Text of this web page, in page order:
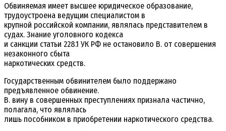
Обвиняемая имеет высшее юридическое образование,
трудоустроена ведущим специалистом в
крупной российской компании, являлась представителем в
судах. Знание уголовного кодекса
и санкции статьи 228.1 УК РФ не остановило В. от совершения
незаконного сбыта
наркотических средств.
Государственным обвинителем было поддержано
предъявленное обвинение.
В. вину в совершенных преступлениях признала частично,
полагала, что являлась
лишь пособником в приобретении наркотического средства.